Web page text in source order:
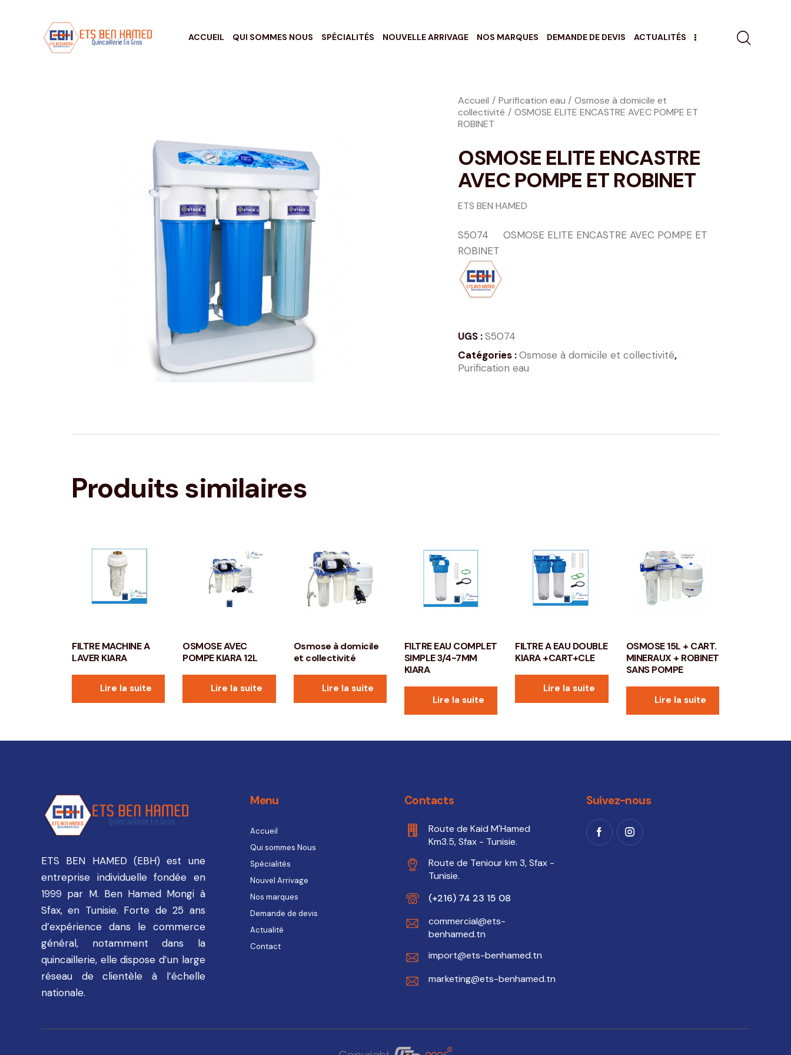
ACCUEIL QUI SOMMES NOUS SPÉCIALITÉS NOUVELLE ARRIVAGE NOS MARQUES DEMANDE DE DEVIS ACTUALITÉS
Accueil Purification eau
Osmose à domicile et
collectivité
OSMOSE ELITE ENCASTRE AVEC POMPE ET
ROBINET
OSMOSE ELITE ENCASTRE
AVEC POMPE ET ROBINET
ETS BEN HAMED
S5074 OSMOSE ELITE ENCASTRE AVEC POMPE ET
ROBINET
UGS :S5074
Catégories :Osmose à domicile et collectivité,
Purification eau
Produits similaires
FILTRE MACHINE A
LAVER KIARA
Lire la suite
OSMOSE AVEC
POMPE KIARA 12L
Lire la suite
Osmose à domicile
et collectivité
Lire la suite
FILTRE EAU COMPLET
SIMPLE 3/4-7MM
KIARA
Lire la suite
FILTRE A EAU DOUBLE
KIARA +CART+CLE
Lire la suite
OSMOSE 15L + CART.
MINERAUX + ROBINET
SANS POMPE
Lire la suite
ETS BEN HAMED (EBH) est une
entreprise individuelle fondée en
1999 par M. Ben Hamed Mongi à
Sfax, en Tunisie. Forte de 25 ans
d’expérience dans le commerce
général, notamment dans la
quincaillerie, elle dispose d’un large
réseau de clientèle à l’échelle
nationale.
Menu
Accueil
Qui sommes Nous
Spécialités
Nouvel Arrivage
Nos marques
Demande de devis
Actualité
Contact
Contacts
Route de Kaid M'Hamed
Km3.5, Sfax - Tunisie.
Route de Teniour km 3, Sfax -
Tunisie.
(+216) 74 23 15 08
commercial@ets-
benhamed.tn
import@ets-benhamed.tn
marketing@ets-benhamed.tn
Suivez-nous